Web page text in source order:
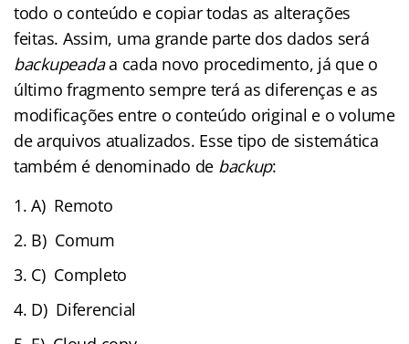
todo o conteúdo e copiar todas as alterações
feitas. Assim, uma grande parte dos dados será
backupeadaa cada novo procedimento, já que o
último fragmento sempre terá as diferenças e as
modificações entre o conteúdo original e o volume
de arquivos atualizados. Esse tipo de sistemática
também é denominado de backup:
A) Remoto
B) Comum
C) Completo
D) Diferencial